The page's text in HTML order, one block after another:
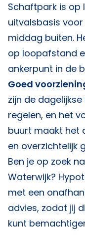
Schaftpark is
uitvalsbasis
middag buiten.
op loopafstand
ankerpunt in de
Goed
zijn de
regelen, en het
buurt maakt het
en overzichtelijk
Ben je op zoek
Waterwijk?
met een
advies, zodat jij
kunt